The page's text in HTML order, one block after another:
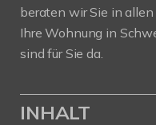
beraten wir Sie in allen
Ihre Wohnung in
sind für Sie da.
INHALT